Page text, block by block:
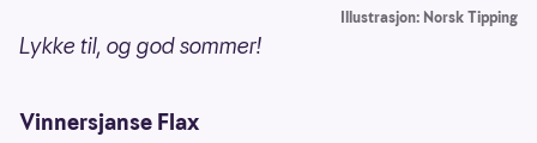
Illustrasjon: Norsk Tipping
Lykke til, og god sommer!
Vinnersjanse Flax